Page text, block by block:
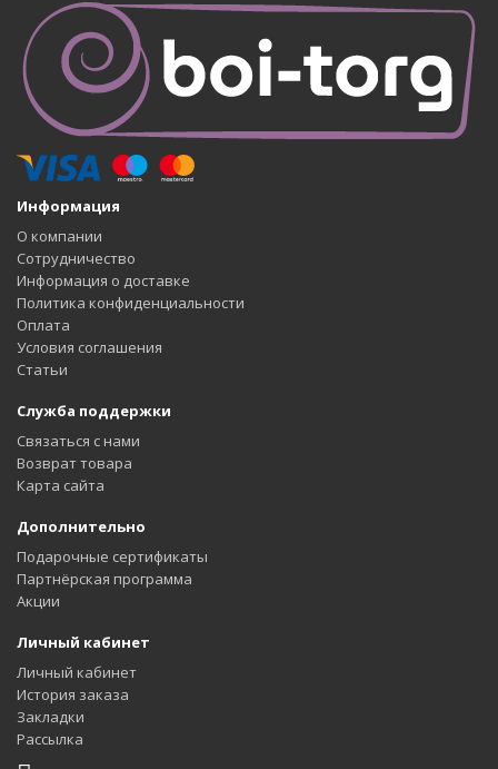
Информация
О компании
Сотрудничество
Информация о доставке
Политика конфиденциальности
Оплата
Условия соглашения
Статьи
Служба поддержки
Связаться с нами
Возврат товара
Карта сайта
Дополнительно
Подарочные сертификаты
Партнёрская программа
Акции
Личный кабинет
Личный кабинет
История заказа
Закладки
Рассылка